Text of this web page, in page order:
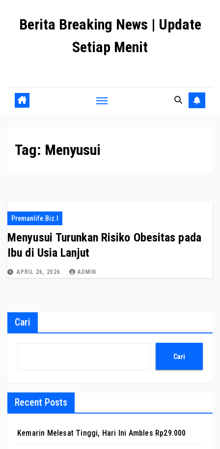
Berita Breaking News | Update
Setiap Menit
Tag: Menyusui
Premanlife.biz.i
Menyusui Turunkan Risiko Obesitas pada
Ibu di Usia Lanjut
APRIL 26, 2026 ADMIN
Cari
Cari
Recent Posts
Kemarin Melesat Tinggi, Hari Ini Ambles Rp29.000